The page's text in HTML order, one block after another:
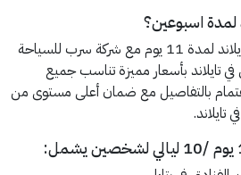
لمدة اسبوعين؟
يمكنك حجز جدول رحلات تايلاند لمدة 11 يوم مع شركة سرب للسياحة
بأسعار مميزة تناسب جميع
بالتفاصيل مع ضمان أعلى مستوى من